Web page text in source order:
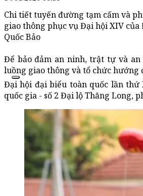
Chi tiết tuyến đường tạm cấm và
giao thông phục vụ Đại hội XIV của
Quốc Bảo
Để bảo đảm an ninh, trật tự và an
luồng giao thông và tổ chức hướng
Đại hội đại biểu toàn quốc lần thứ
quốc gia - số 2 Đại lộ Thăng Long,